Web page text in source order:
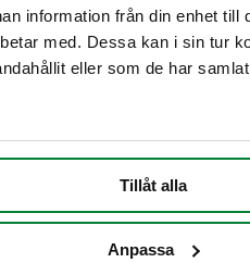
information från din enhet
med. Dessa kan i sin tur
eller som de har
Tillåt alla
Anpassa
Säkinpidike Midi
Dynamic FZB
Säkinpidike Midi
Dynamic FZB
Säkinpidike Mini
FZB
jätekäsittely sisätiloissa